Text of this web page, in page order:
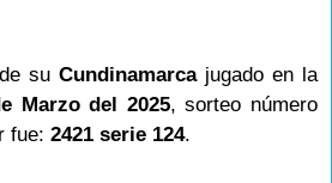
su Cundinamarcajugado en la
Marzo del 2025, sorteo número
fue: 2421 serie 124.